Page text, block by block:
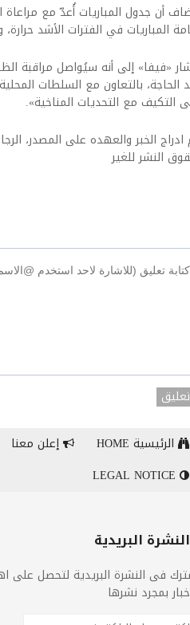
أن جدول المباريات أُعدّ مع
المباريات في الفترات الأشد
«فيفا» إلى أنه سيُواصل مراقبة
الحاجة، بالتعاون مع السلطات
التكيف مع التحديات المناخية».
الخبر والعهده على المصدر،
النشر للغير
تعليق
الرئيسية HOME إعلن معنا
النشرة البريدية
فى النشرة البريدية لتحصل على
بمجرد نشرها